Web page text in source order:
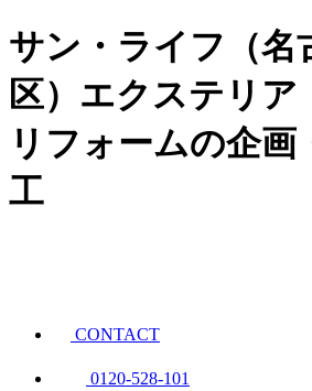
サン・ライフ（名
区）エクステリア
リフォームの企画
工
CONTACT
0120-528-101